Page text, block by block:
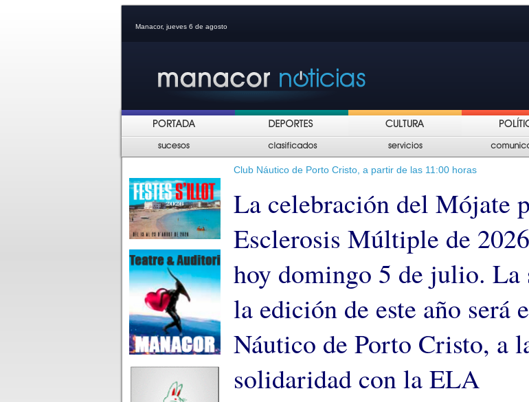
Manacor, jueves 6 de agosto
Club Náutico de Porto Cristo, a partir de las 11:00 horas
La celebración del Mójate
Esclerosis Múltiple de
hoy domingo 5 de julio. La
la edición de este año será
Náutico de Porto Cristo, a
solidaridad con la ELA